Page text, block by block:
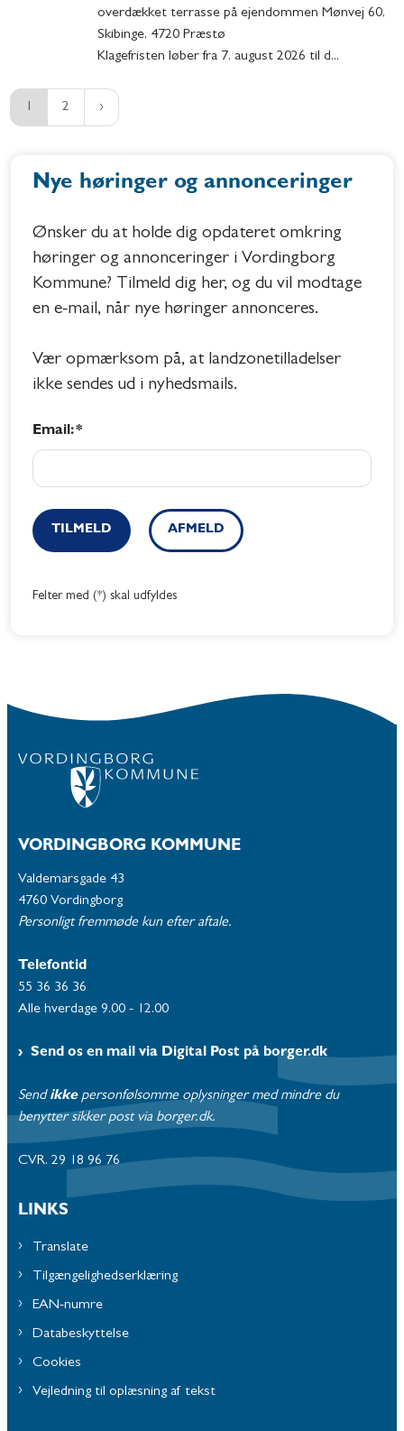
overdækket terrasse på ejendommen Mønvej 60,
Skibinge, 4720 Præstø
Klagefristen løber fra 7. august 2026 til d...
1 2
Nye høringer og annonceringer
Ønsker du at holde dig opdateret omkring
høringer og annonceringer i Vordingborg
Kommune? Tilmeld dig her, og du vil modtage
en e-mail, når nye høringer annonceres.
Vær opmærksom på, at landzonetilladelser
ikke sendes ud i nyhedsmails.
Email: *
TILMELD AFMELD
Felter med (*) skal udfyldes
VORDINGBORG KOMMUNE
Valdemarsgade 43
4760 Vordingborg
Personligt fremmøde kun efter aftale.
Telefontid
55 36 36 36
Alle hverdage 9.00 - 12.00
Send os en mail via Digital Post på borger.dk
Send ikke personfølsomme oplysninger med mindre du
benytter sikker post via borger.dk.
CVR. 29 18 96 76
LINKS
Translate
Tilgængelighedserklæring
EAN-numre
Databeskyttelse
Cookies
Vejledning til oplæsning af tekst